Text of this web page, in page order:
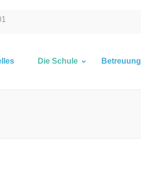
Die Schule Betreuung